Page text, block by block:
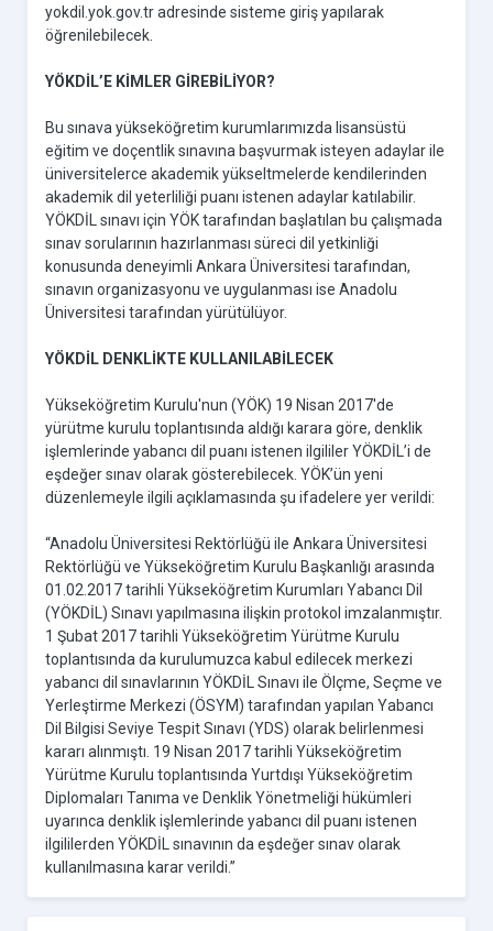
yokdil.yok.gov.tr adresinde sisteme giriş yapılarak
öğrenilebilecek.
YÖKDİL’E KİMLER GİREBİLİYOR?
Bu sınava yükseköğretim kurumlarımızda lisansüstü
eğitim ve doçentlik sınavına başvurmak isteyen adaylar ile
üniversitelerce akademik yükseltmelerde kendilerinden
akademik dil yeterliliği puanı istenen adaylar katılabilir.
YÖKDİL sınavı için YÖK tarafından başlatılan bu çalışmada
sınav sorularının hazırlanması süreci dil yetkinliği
konusunda deneyimli Ankara Üniversitesi tarafından,
sınavın organizasyonu ve uygulanması ise Anadolu
Üniversitesi tarafından yürütülüyor.
YÖKDİL DENKLİKTE KULLANILABİLECEK
Yükseköğretim Kurulu'nun (YÖK) 19 Nisan 2017'de
yürütme kurulu toplantısında aldığı karara göre, denklik
işlemlerinde yabancı dil puanı istenen ilgililer YÖKDİL’i de
eşdeğer sınav olarak gösterebilecek. YÖK’ün yeni
düzenlemeyle ilgili açıklamasında şu ifadelere yer verildi:
“Anadolu Üniversitesi Rektörlüğü ile Ankara Üniversitesi
Rektörlüğü ve Yükseköğretim Kurulu Başkanlığı arasında
01.02.2017 tarihli Yükseköğretim Kurumları Yabancı Dil
(YÖKDİL) Sınavı yapılmasına ilişkin protokol imzalanmıştır.
1 Şubat 2017 tarihli Yükseköğretim Yürütme Kurulu
toplantısında da kurulumuzca kabul edilecek merkezi
yabancı dil sınavlarının YÖKDİL Sınavı ile Ölçme, Seçme ve
Yerleştirme Merkezi (ÖSYM) tarafından yapılan Yabancı
Dil Bilgisi Seviye Tespit Sınavı (YDS) olarak belirlenmesi
kararı alınmıştı. 19 Nisan 2017 tarihli Yükseköğretim
Yürütme Kurulu toplantısında Yurtdışı Yükseköğretim
Diplomaları Tanıma ve Denklik Yönetmeliği hükümleri
uyarınca denklik işlemlerinde yabancı dil puanı istenen
ilgililerden YÖKDİL sınavının da eşdeğer sınav olarak
kullanılmasına karar verildi.”